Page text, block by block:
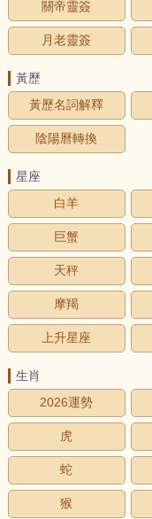
關帝靈簽
月老靈簽
黃歷
黃歷名詞解釋
陰陽曆轉換
星座
白羊
巨蟹
天秤
摩羯
上升星座
生肖
2026運勢
虎
蛇
猴